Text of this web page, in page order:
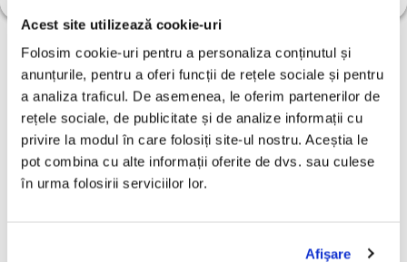
Acest site utilizează cookie-uri
Folosim cookie-uri pentru a personaliza conținutul și
anunțurile, pentru a oferi funcții de rețele sociale și pentru
a analiza traficul. De asemenea, le oferim partenerilor de
rețele sociale, de publicitate și de analize informații cu
privire la modul în care folosiți site-ul nostru. Aceștia le
pot combina cu alte informații oferite de dvs. sau culese
în urma folosirii serviciilor lor.
Afişare